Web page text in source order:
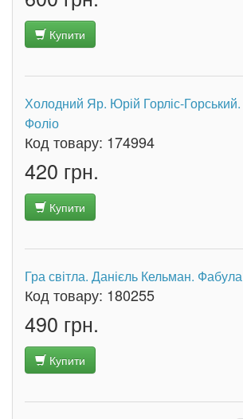
Купити
Холодний Яр. Юрій Горліс-Горський.
Фоліо
Код товару: 174994
420 грн.
Купити
Гра світла. Данієль Кельман. Фабула
Код товару: 180255
490 грн.
Купити